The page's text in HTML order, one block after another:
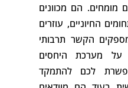
מומחים. הם מכוונים
החיוניים, עוזרים
הקשר תרבותי
מערכת היחסים
לכם להתמקד